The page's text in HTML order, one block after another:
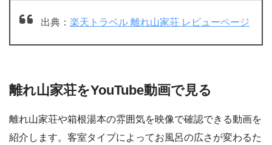
出典： 楽天トラベル 離れ山家荘 レビューページ
離れ山家荘をYouTube動画で見る
離れ山家荘や箱根湯本の雰囲気を映像で確認できる動画を
紹介します。客室タイプによってお風呂の広さが変わるた